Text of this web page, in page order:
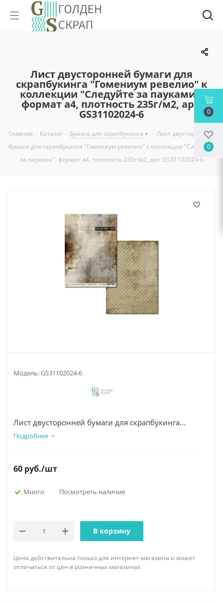
Лист двусторонней бумаги для
скрапбукинга "Гомениум ревелио" к
коллекции "Следуйте за пауками",
формат а4, плотность 235г/м2, арт.
GS31102024-6
Главная - Каталог - Бумага для скрапбукинга - Лист двусторонней
бумаги для скрапбукинга "Гомениум ревелио" к коллекции "Следуйте
за пауками", формат а4, плотность 235г/м2, арт. GS31102024-6
Модель:GS31102024-6
Лист двусторонней бумаги для скрапбукинга...
Подробнее
60 руб./шт
Много Посмотреть наличие
В корзину
Цена действительна только для интернет-магазина и может
отличаться от цен в розничных магазинах
0
0